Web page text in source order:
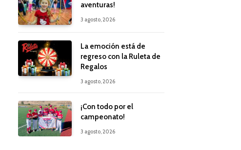
aventuras!
3 agosto, 2026
La emoción está de
regreso con la Ruleta de
Regalos
3 agosto, 2026
¡Con todo por el
campeonato!
3 agosto, 2026